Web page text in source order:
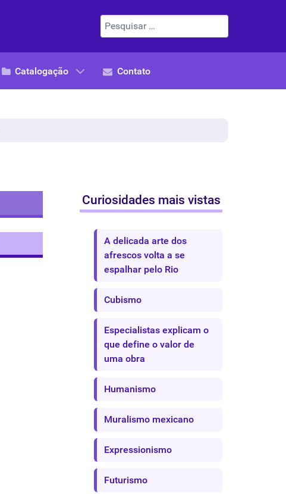
Pesquisar
Catalogação Contato
Curiosidades mais vistas
A delicada arte dos
afrescos volta a se
espalhar pelo Rio
Cubismo
Especialistas explicam o
que define o valor de
uma obra
Humanismo
Muralismo mexicano
Expressionismo
Futurismo